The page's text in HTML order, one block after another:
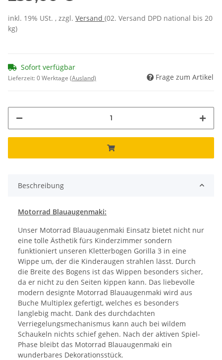
inkl. 19% USt. , zzgl. Versand (02. Versand DPD national bis 20
kg)
Sofort verfügbar
Lieferzeit:0 Werktage (Ausland) Frage zum Artikel
Beschreibung
Motorrad Blauaugenmaki:
Unser Motorrad Blauaugenmaki Einsatz bietet nicht nur
eine tolle Ästhetik fürs Kinderzimmer sondern
funktioniert unseren Kletterbogen Gorilla 3 in eine
Wippe um, der die Kinderaugen strahlen lässt. Durch
die Breite des Bogens ist das Wippen besonders sicher,
da er nicht zu den Seiten kippen kann. Das liebevolle
modern designte Motorrad Blauaugenmaki wird aus
Buche Multiplex gefertigt, welches es besonders
langlebig macht. Dank des durchdachten
Verriegelungsmechanismus kann auch bei wildem
Schaukeln nichts schief gehen. Nach der aktiven Spiel-
Phase bleibt das Motorrad Blauaugenmaki ein
wunderbares Dekorationsstück.